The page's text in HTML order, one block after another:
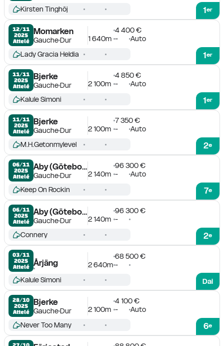
1er
Kirsten Tinghöj
12/11
2025
Attelé
Momarken
GaucheDur
4 400 €
1 640m - Auto
1er
Lady Gracia Heldia
11/11
2025
Attelé
Bjerke
GaucheDur
4 850 €
2 100m - Auto
1er
Kalule Simoni
11/11
2025
Attelé
Bjerke
GaucheDur
7 350 €
2 100m - Auto
2e
M.H.Getonmylevel
06/11
2025
Attelé
Aby (Göteborg)
GaucheDur
96 300 €
2 140m - Auto
7e
Keep On Rockin
06/11
2025
Attelé
Aby (Göteborg)
GaucheDur
96 300 €
2 140m -
2e
Connery
03/11
2025
Attelé
Årjäng
68 500 €
2 640m -
Dai
Kalule Simoni
28/10
2025
Attelé
Bjerke
GaucheDur
4 100 €
2 100m - Auto
6e
Never Too Many